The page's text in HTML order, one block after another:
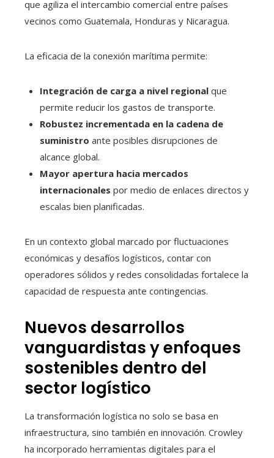
que agiliza el intercambio comercial entre países
vecinos como Guatemala, Honduras y Nicaragua.
La eficacia de la conexión marítima permite:
Integración de carga a nivel regional que
permite reducir los gastos de transporte.
Robustez incrementada en la cadena de
suministro ante posibles disrupciones de
alcance global.
Mayor apertura hacia mercados
internacionales por medio de enlaces directos y
escalas bien planificadas.
En un contexto global marcado por fluctuaciones
económicas y desafíos logísticos, contar con
operadores sólidos y redes consolidadas fortalece la
capacidad de respuesta ante contingencias.
Nuevos desarrollos
vanguardistas y enfoques
sostenibles dentro del
sector logístico
La transformación logística no solo se basa en
infraestructura, sino también en innovación. Crowley
ha incorporado herramientas digitales para el